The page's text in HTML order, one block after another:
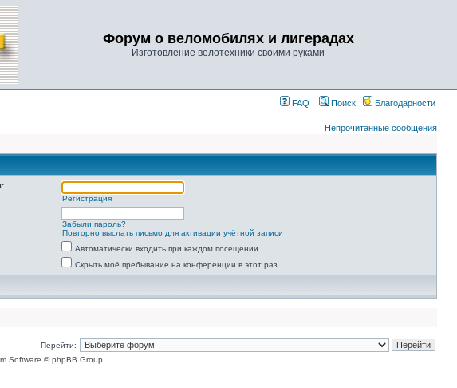
Форум о веломобилях и лигерадах
Изготовление велотехники своими руками
FAQ Поиск Благодарности
Непрочитанные сообщения
Регистрация
Забыли пароль?
Повторно выслать письмо для активации учётной записи
Автоматически входить при каждом посещении
Скрыть моё пребывание на конференции в этот раз
Перейти:
Software © phpBB Group